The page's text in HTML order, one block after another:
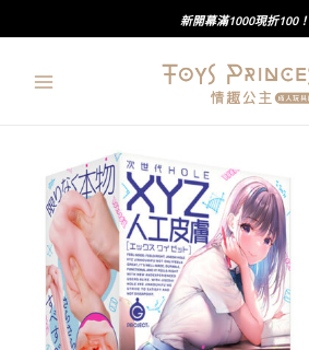
至
新開幕滿1000現折100！
PROJECT
HOLE
XYZ